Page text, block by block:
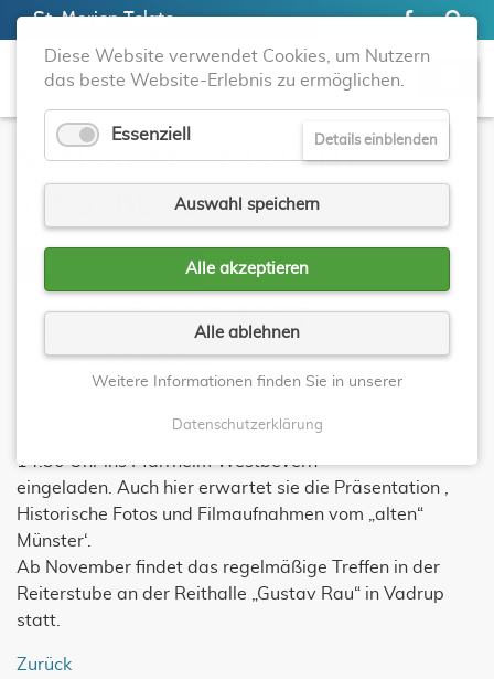
St. Marien Telgte
SENIORENANDACHT
WESTBEVERN
11.10.2023, 14:30
SENIORENANDACHT
WESTBEVERN
mit anschließendem Kaffeetrinken am 11. Oktober um
14.30 Uhr ins Pfarrheim Westbevern
eingeladen. Auch hier erwartet sie die Präsentation ‚
Historische Fotos und Filmaufnahmen vom „alten“
Münster‘.
Ab November findet das regelmäßige Treffen in der
Reiterstube an der Reithalle „Gustav Rau“ in Vadrup
statt.
Zurück
Diese Website verwendet Cookies, um Nutzern
das beste Website-Erlebnis zu ermöglichen.
Essenziell Details einblenden
Auswahl speichern
Alle akzeptieren
Alle ablehnen
Weitere Informationen finden Sie in unserer
Datenschutzerklärung